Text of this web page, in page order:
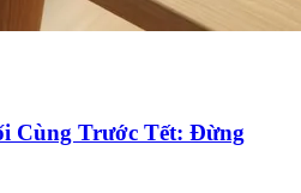
Cùng Trước Tết: Đừng